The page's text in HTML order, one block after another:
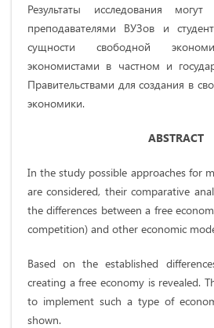
Результаты исследования
преподавателями ВУЗов и
сущности свободной
экономистами в частном и
Правительствами для создания в
экономики.
ABSTRACT
In the study possible approaches for
are considered, their comparative
the differences between a free
competition) and other economic
Based on the established
creating a free economy is revealed.
to implement such a type of
shown.